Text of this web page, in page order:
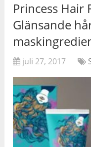
Princess Hair
Glänsande
juli 27, 2017